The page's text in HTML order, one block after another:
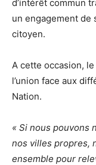
d’intérêt commun
un engagement
citoyen.
A cette occasion,
l’union face aux
Nation.
« Si nous pouvons
nos villes propres,
ensemble pour